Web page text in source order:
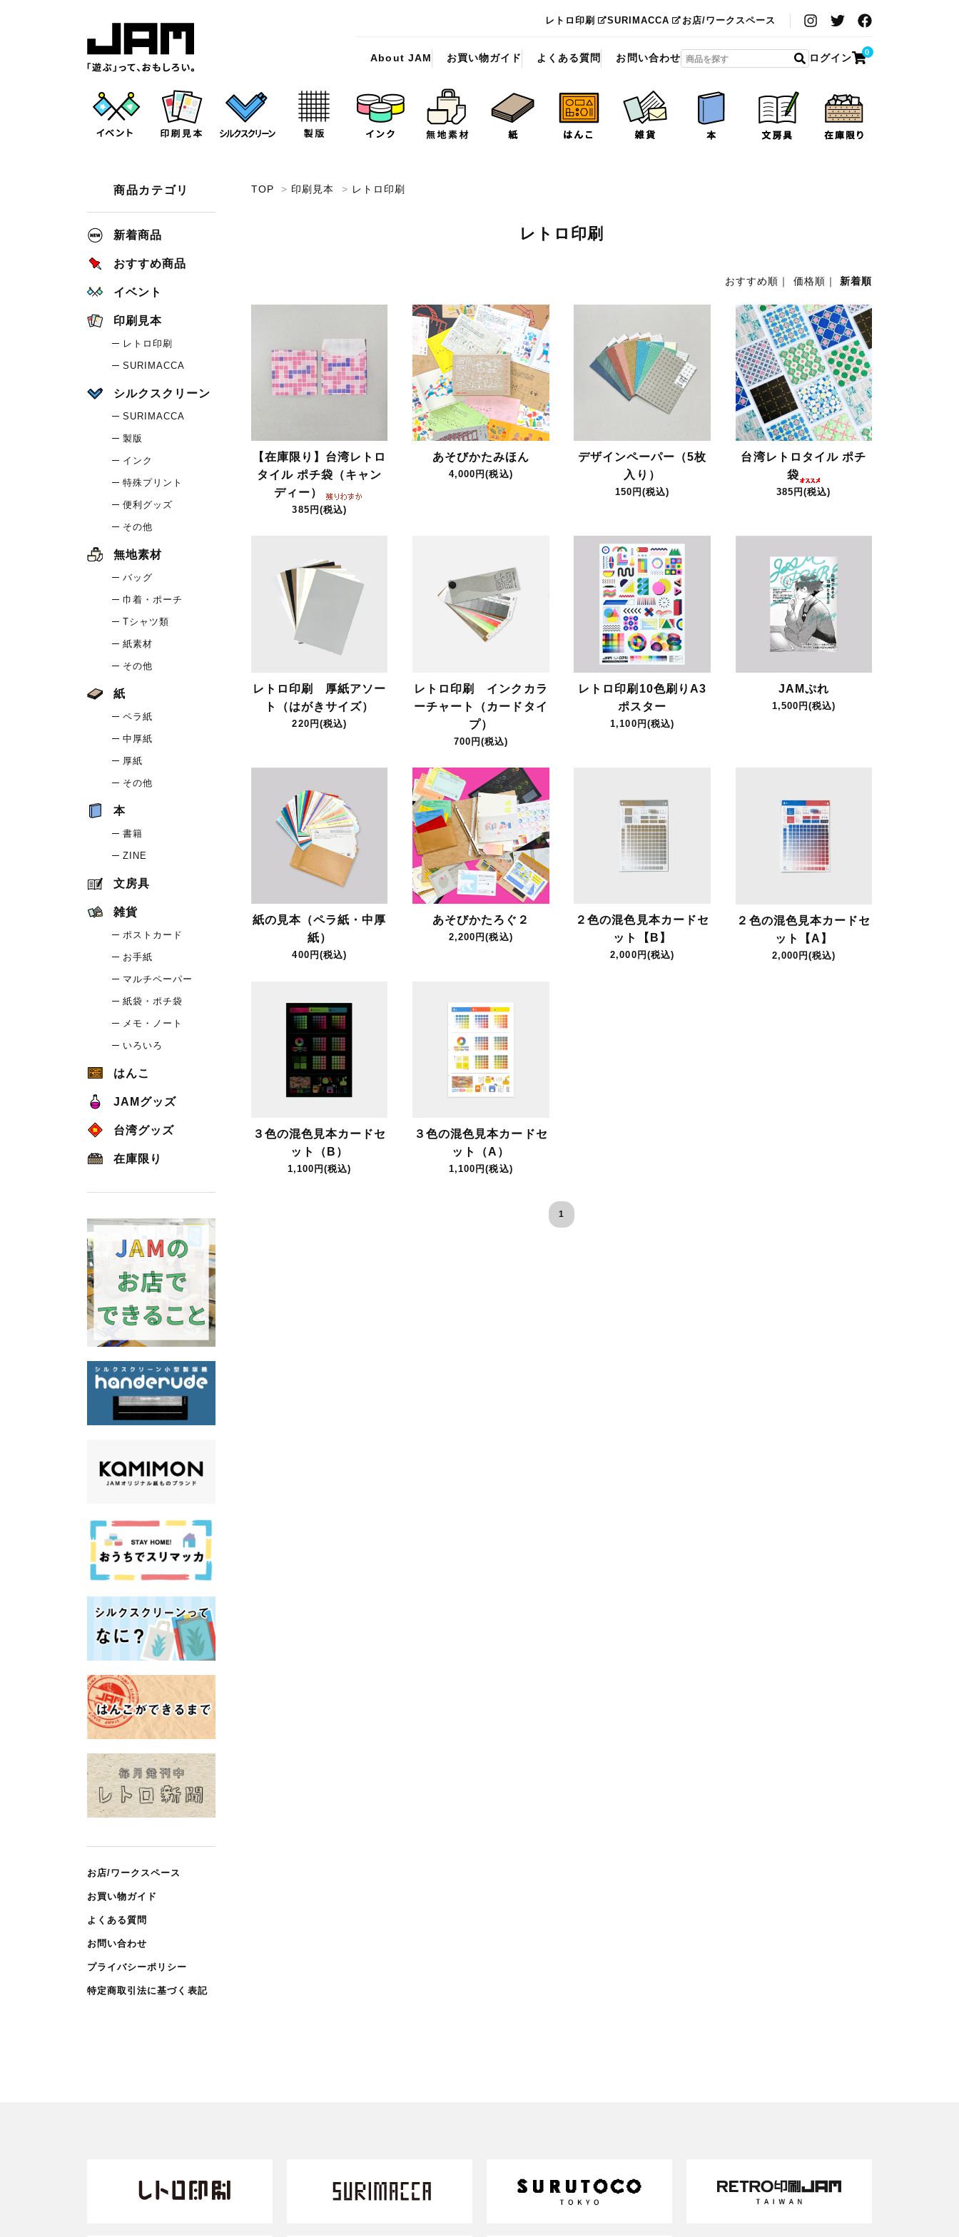
レトロ印刷 SURIMACCA お店/ワークスペース
About JAM お買い物ガイド よくある質問 お問い合わせ ログイン 0
TOP > 印刷見本 > レトロ印刷
レトロ印刷
おすすめ順 ｜ 価格順 ｜ 新着順
【在庫限り】台湾レトロ
タイル ポチ袋（キャン
ディー）
385円(税込)
あそびかたみほん
4,000円(税込)
デザインペーパー（5枚
入り）
150円(税込)
台湾レトロタイル ポチ
袋
385円(税込)
レトロ印刷 厚紙アソー
ト（はがきサイズ）
220円(税込)
レトロ印刷 インクカラ
ーチャート（カードタイ
プ）
700円(税込)
レトロ印刷10色刷りA3
ポスター
1,100円(税込)
JAMぷれ
1,500円(税込)
紙の見本（ペラ紙・中厚
紙）
400円(税込)
あそびかたろぐ２
2,200円(税込)
２色の混色見本カードセ
ット【B】
2,000円(税込)
２色の混色見本カードセ
ット【A】
2,000円(税込)
３色の混色見本カードセ
ット（B）
1,100円(税込)
３色の混色見本カードセ
ット（A）
1,100円(税込)
1
商品カテゴリ
新着商品
おすすめ商品
イベント
印刷見本
レトロ印刷
SURIMACCA
シルクスクリーン
SURIMACCA
製版
インク
特殊プリント
便利グッズ
その他
無地素材
バッグ
巾着・ポーチ
Tシャツ類
紙素材
その他
紙
ペラ紙
中厚紙
厚紙
その他
本
書籍
ZINE
文房具
雑貨
ポストカード
お手紙
マルチペーパー
紙袋・ポチ袋
メモ・ノート
いろいろ
はんこ
JAMグッズ
台湾グッズ
在庫限り
お店/ワークスペース
お買い物ガイド
よくある質問
お問い合わせ
プライバシーポリシー
特定商取引法に基づく表記